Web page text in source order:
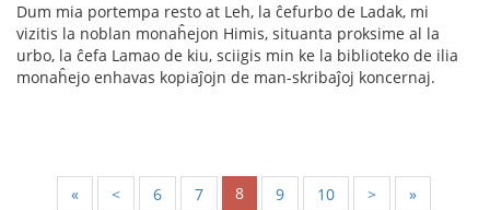
Dum mia portempa resto at Leh, la ĉefurbo de Ladak, mi
vizitis la noblan monaĥejon Himis, situanta proksime al la
urbo, la ĉefa Lamao de kiu, sciigis min ke la biblioteko de ilia
monaĥejo enhavas kopiaĵojn de man-skribaĵoj koncernaj.
« < 6 7 8 9 10 > »